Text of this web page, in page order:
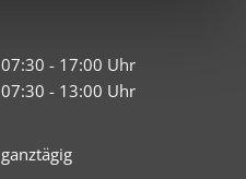
07:30 - 17:00 Uhr
07:30 - 13:00 Uhr
ganztägig